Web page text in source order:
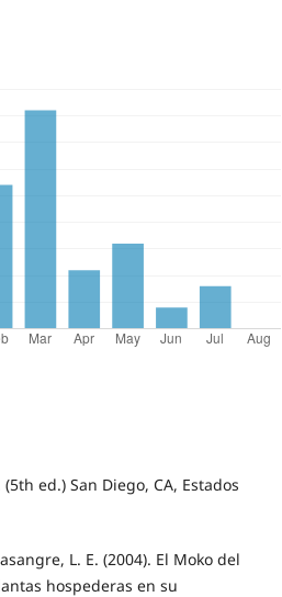
ed.) San Diego, CA, Estados
L. E. (2004). El Moko del
hospederas en su